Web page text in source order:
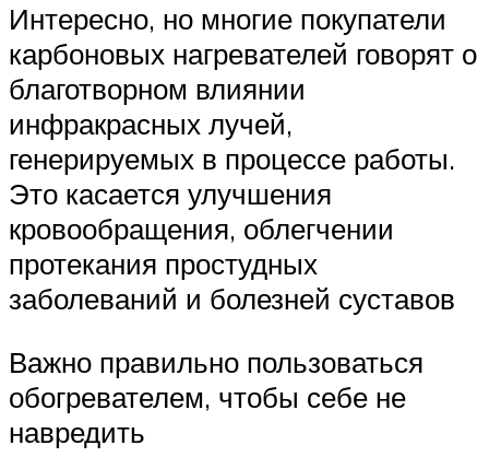
Интересно, но многие покупатели
карбоновых нагревателей говорят о
благотворном влиянии
инфракрасных лучей,
генерируемых в процессе работы.
Это касается улучшения
кровообращения, облегчении
протекания простудных
заболеваний и болезней суставов
Важно правильно пользоваться
обогревателем, чтобы себе не
навредить